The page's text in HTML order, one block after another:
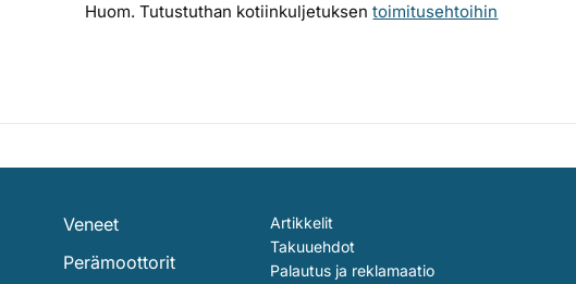
Huom. Tutustuthan kotiinkuljetuksentoimitusehtoihin
Veneet
Perämoottorit
Artikkelit
Takuuehdot
Palautus ja reklamaatio